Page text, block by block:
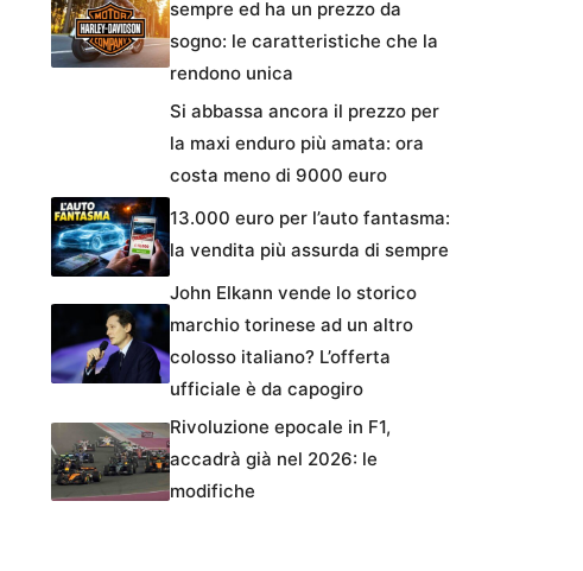
sempre ed ha un prezzo da
sogno: le caratteristiche che la
rendono unica
Si abbassa ancora il prezzo per
la maxi enduro più amata: ora
costa meno di 9000 euro
13.000 euro per l’auto fantasma:
la vendita più assurda di sempre
John Elkann vende lo storico
marchio torinese ad un altro
colosso italiano? L’offerta
ufficiale è da capogiro
Rivoluzione epocale in F1,
accadrà già nel 2026: le
modifiche